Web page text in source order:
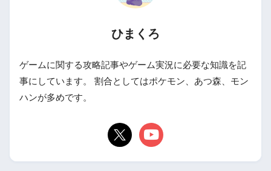
ひまくろ
ゲームに関する攻略記事やゲーム実況に必要な知識を記
事にしています。 割合としてはポケモン、あつ森、モン
ハンが多めです。